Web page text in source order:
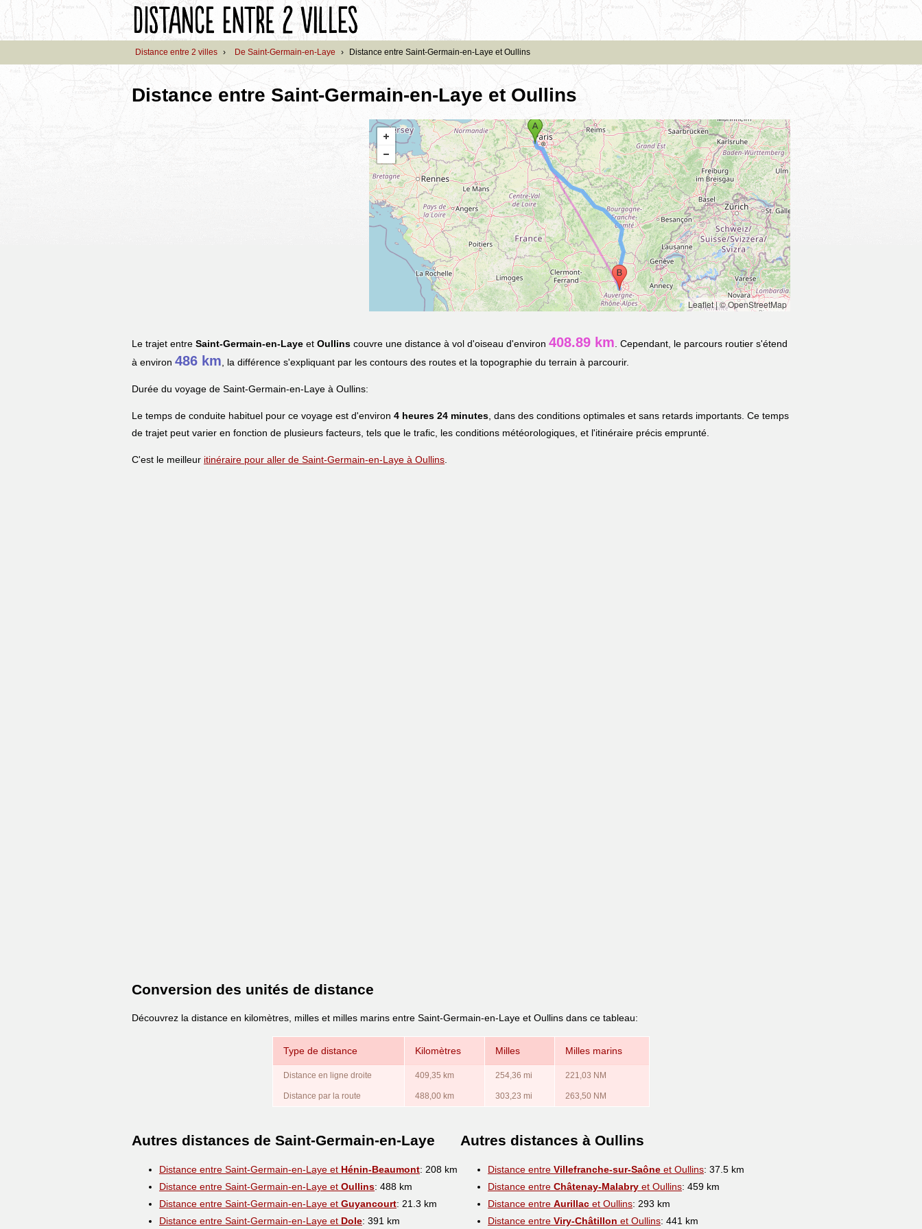
Distance entre 2 villes › De Saint-Germain-en-Laye › Distance entre Saint-Germain-en-Laye et Oullins
Distance entre Saint-Germain-en-Laye et Oullins
Leaflet|© OpenStreetMap
Le trajet entre Saint-Germain-en-Laye et Oullins couvre une distance à vol d'oiseau d'environ 408.89 km . Cependant, le parcours routier s'étend
à environ 486 km , la différence s'expliquant par les contours des routes et la topographie du terrain à parcourir.
Durée du voyage de Saint-Germain-en-Laye à Oullins:
Le temps de conduite habituel pour ce voyage est d'environ 4 heures 24 minutes , dans des conditions optimales et sans retards importants. Ce temps
de trajet peut varier en fonction de plusieurs facteurs, tels que le trafic, les conditions météorologiques, et l'itinéraire précis emprunté.
C'est le meilleur itinéraire pour aller de Saint-Germain-en-Laye à Oullins
Conversion des unités de distance
Découvrez la distance en kilomètres, milles et milles marins entre Saint-Germain-en-Laye et Oullins dans ce tableau:
Type de distance Kilomètres Milles Milles marins
Distance en ligne droite 409,35 km 254,36 mi 221,03 NM
Distance par la route 488,00 km 303,23 mi 263,50 NM
Autres distances de Saint-Germain-en-Laye
Distance entre Saint-Germain-en-Laye et Hénin-Beaumont: 208 km
Distance entre Saint-Germain-en-Laye et Oullins: 488 km
Distance entre Saint-Germain-en-Laye et Guyancourt: 21.3 km
Distance entre Saint-Germain-en-Laye et Dole: 391 km
Autres distances à Oullins
Distance entre Villefranche-sur-Saône et Oullins: 37.5 km
Distance entre Châtenay-Malabry et Oullins: 459 km
Distance entre Aurillac et Oullins: 293 km
Distance entre Viry-Châtillon et Oullins: 441 km